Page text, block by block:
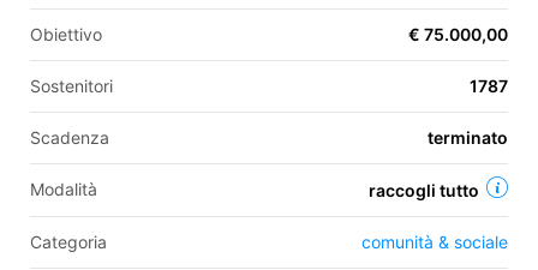
Obiettivo € 75.000,00
Sostenitori 1787
Scadenza terminato
Modalità raccogli tutto
Categoria comunità & sociale